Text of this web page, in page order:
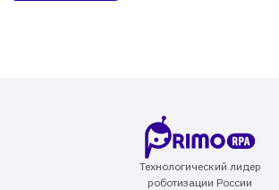
Технологический лидер
роботизации России